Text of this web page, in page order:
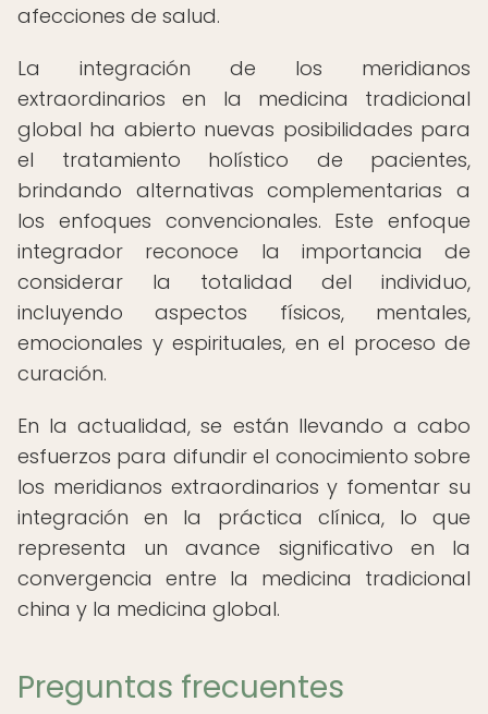
afecciones de salud.
La integración de los meridianos
extraordinarios en la medicina tradicional
global ha abierto nuevas posibilidades para
el tratamiento holístico de pacientes,
brindando alternativas complementarias a
los enfoques convencionales. Este enfoque
integrador reconoce la importancia de
considerar la totalidad del individuo,
incluyendo aspectos físicos, mentales,
emocionales y espirituales, en el proceso de
curación.
En la actualidad, se están llevando a cabo
esfuerzos para difundir el conocimiento sobre
los meridianos extraordinarios y fomentar su
integración en la práctica clínica, lo que
representa un avance significativo en la
convergencia entre la medicina tradicional
china y la medicina global.
Preguntas frecuentes